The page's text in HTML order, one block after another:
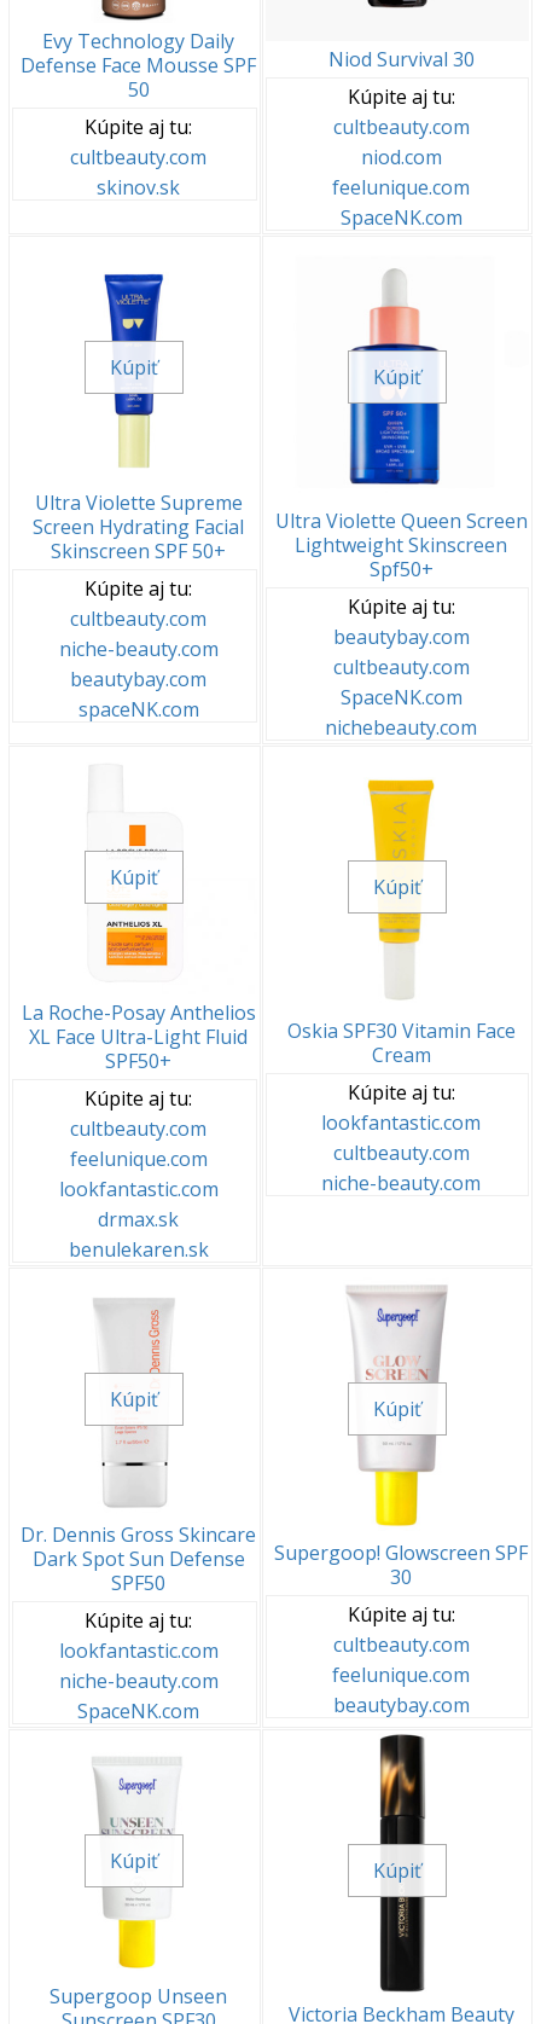
Evy Technology Daily
Defense Face Mousse SPF
50
Kúpite aj tu:
cultbeauty.com
skinov.sk
Niod Survival 30
Kúpite aj tu:
cultbeauty.com
niod.com
feelunique.com
SpaceNK.com
Kúpiť
Ultra Violette Supreme
Screen Hydrating Facial
Skinscreen SPF 50+
Kúpite aj tu:
cultbeauty.com
niche-beauty.com
beautybay.com
spaceNK.com
Kúpiť
Ultra Violette Queen Screen
Lightweight Skinscreen
Spf50+
Kúpite aj tu:
beautybay.com
cultbeauty.com
SpaceNK.com
nichebeauty.com
Kúpiť
La Roche-Posay Anthelios
XL Face Ultra-Light Fluid
SPF50+
Kúpite aj tu:
cultbeauty.com
feelunique.com
lookfantastic.com
drmax.sk
benulekaren.sk
Kúpiť
Oskia SPF30 Vitamin Face
Cream
Kúpite aj tu:
lookfantastic.com
cultbeauty.com
niche-beauty.com
Kúpiť
Dr. Dennis Gross Skincare
Dark Spot Sun Defense
SPF50
Kúpite aj tu:
lookfantastic.com
niche-beauty.com
SpaceNK.com
Kúpiť
Supergoop! Glowscreen SPF
30
Kúpite aj tu:
cultbeauty.com
feelunique.com
beautybay.com
Kúpiť
Supergoop Unseen
Kúpiť
Victoria Beckham Beauty